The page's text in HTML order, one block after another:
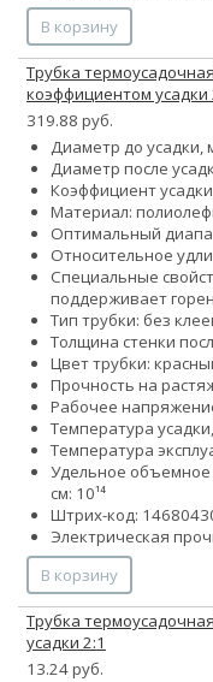
В корзину
Трубка
коэффициентом усадки
319.88 руб.
Диаметр до усадки,
Диаметр после
Коэффициент
Материал:
Оптимальный
Относительное
Специальные
поддерживает
Тип трубки: без
Толщина стенки
Цвет трубки:
Прочность на
Рабочее
Температура
Температура
Удельное объемное
см: 10¹⁴
Штрих-код:
Электрическая
В корзину
Трубка
усадки 2:1
13.24 руб.